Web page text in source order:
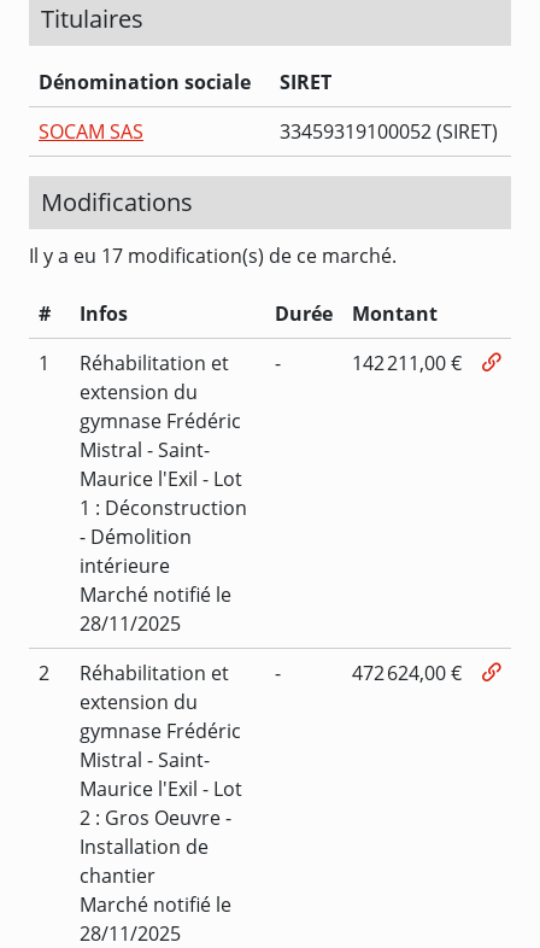
Titulaires
Dénomination sociale
SIRET
SOCAM SAS
33459319100052 (SIRET)
Modifications
Il y a eu 17 modification(s) de ce marché.
# Infos Durée
Montant
1
Réhabilitation et
extension du
gymnase Frédéric
Mistral - Saint-
Maurice l'Exil - Lot
1 : Déconstruction
- Démolition
intérieure
Marché notifié le
28/11/2025
- 142 211,00 €
2
Réhabilitation et
extension du
gymnase Frédéric
Mistral - Saint-
Maurice l'Exil - Lot
2 : Gros Oeuvre -
Installation de
chantier
Marché notifié le
28/11/2025
- 472 624,00 €